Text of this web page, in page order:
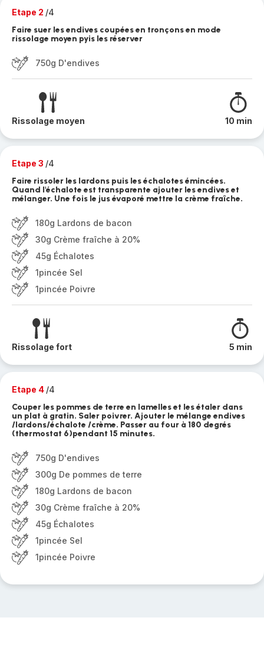
Etape 2 /4
Faire suer les endives coupées en tronçons en mode
rissolage moyen pyis les réserver
750g D'endives
Rissolage moyen 10 min
Etape 3 /4
Faire rissoler les lardons puis les échalotes émincées.
Quand l'échalote est transparente ajouter les endives et
mélanger. Une fois le jus évaporé mettre la crème fraîche.
180g Lardons de bacon
30g Crème fraîche à 20%
45g Échalotes
1pincée Sel
1pincée Poivre
Rissolage fort 5 min
Etape 4 /4
Couper les pommes de terre en lamelles et les étaler dans
un plat à gratin. Saler poivrer. Ajouter le mélange endives
/lardons/échalote /crème. Passer au four à 180 degrés
(thermostat 6)pendant 15 minutes.
750g D'endives
300g De pommes de terre
180g Lardons de bacon
30g Crème fraîche à 20%
45g Échalotes
1pincée Sel
1pincée Poivre